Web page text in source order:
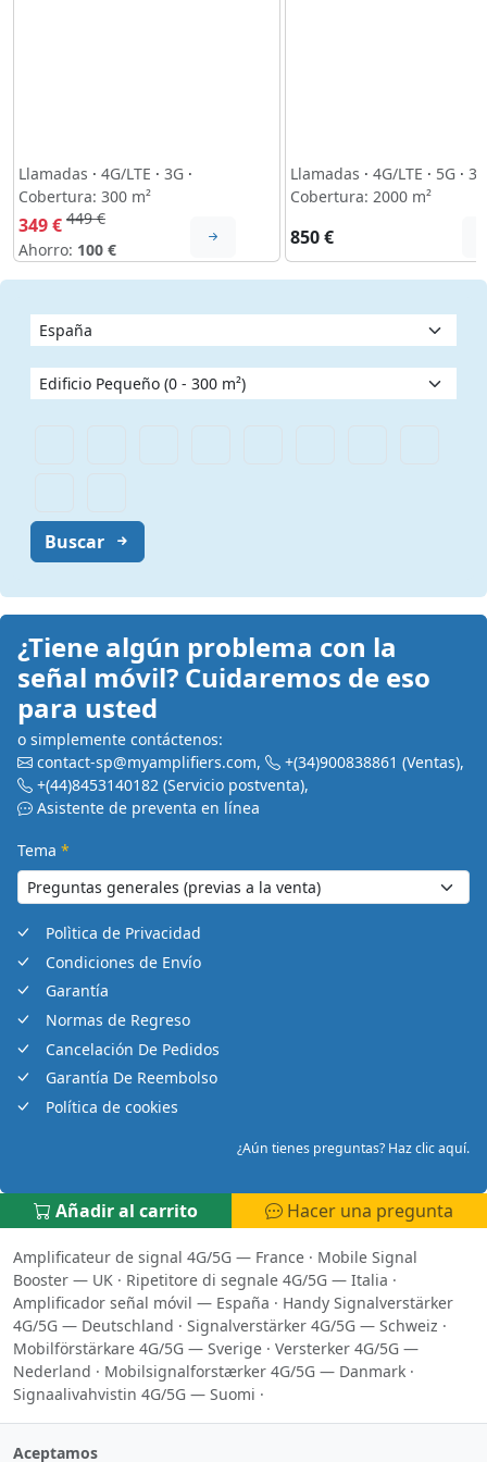
Llamadas · 4G/LTE · 3G ·
Cobertura: 300 m²
349 € 449 €
Ahorro: 100 €
Llamadas · 4G/LTE · 5G ·
Cobertura: 2000 m²
850 €
Buscar
¿Tiene algún problema con la
señal móvil? Cuidaremos de eso
para usted
o simplemente contáctenos:
contact-sp@myamplifiers.com, +(34)900838861 (Ventas),
+(44)8453140182 (Servicio postventa),
Asistente de preventa en línea
Tema *
Polìtica de Privacidad
Condiciones de Envío
Garantía
Normas de Regreso
Cancelación De Pedidos
Garantía De Reembolso
Política de cookies
¿Aún tienes preguntas? Haz clic aquí.
Añadir al carrito Hacer una pregunta
Amplificateur de signal 4G/5G — France · Mobile Signal
Booster — UK · Ripetitore di segnale 4G/5G — Italia ·
Amplificador señal móvil — España · Handy Signalverstärker
4G/5G — Deutschland · Signalverstärker 4G/5G — Schweiz ·
Mobilförstärkare 4G/5G — Sverige · Versterker 4G/5G —
Nederland · Mobilsignalforstærker 4G/5G — Danmark ·
Signaalivahvistin 4G/5G — Suomi ·
Aceptamos